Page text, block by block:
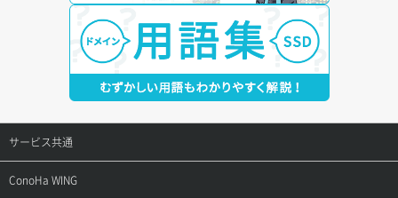
サービス共通
サポートトップ
ConoHa WING